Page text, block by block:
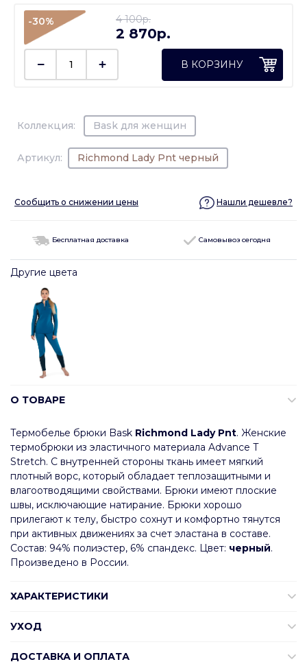
Коллекция: Bask для женщин
Артикул: Richmond Lady Pnt черный
-30% 4 100p.
2 870p.
В КОРЗИНУ
Сообщить о снижении цены Нашли дешевле?
Бесплатная доставка Самовывоз сегодня
Другие цвета
О ТОВАРЕ
Термобелье брюки Bask Richmond Lady Pnt. Женские
термобрюки из эластичного материала Advance T
Stretch. С внутренней стороны ткань имеет мягкий
плотный ворс, который обладает теплозащитными и
влагоотводящими свойствами. Брюки имеют плоские
швы, исключающие натирание. Брюки хорошо
прилегают к телу, быстро сохнут и комфортно тянутся
при активных движениях за счет эластана в составе.
Состав: 94% полиэстер, 6% спандекс. Цвет: черный.
Произведено в России.
ХАРАКТЕРИСТИКИ
УХОД
ДОСТАВКА И ОПЛАТА